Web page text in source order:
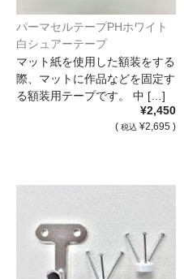
パーマセルテープPHホワイト
白シュアーテープ
マット紙を使用した額装をする
際、マットに作品などを固定す
る額装用テープです。 中 […]
¥2,450
( 税込 ¥2,695 )